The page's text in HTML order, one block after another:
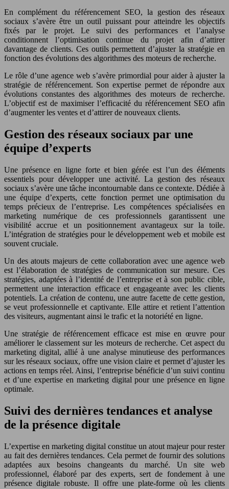
En complément du référencement SEO, la gestion des réseaux
sociaux s’avère être un outil puissant pour atteindre les objectifs
fixés par le projet. Le suivi des performances et l’analyse
conditionnent l’optimisation continue du projet afin d’attirer
davantage de clients. Ces outils permettent d’ajuster la stratégie en
fonction des évolutions des algorithmes des moteurs de recherche.
Le rôle d’une agence web s’avère primordial pour aider à ajuster la
stratégie de référencement. Son expertise permet de répondre aux
évolutions constantes des algorithmes des moteurs de recherche.
L’objectif est de maximiser l’efficacité du référencement SEO afin
d’augmenter les ventes et d’attirer de nouveaux clients.
Gestion des réseaux sociaux par une
équipe d’experts
Une présence en ligne forte et bien gérée est l’un des éléments
essentiels pour développer une activité. La gestion des réseaux
sociaux s’avère une tâche incontournable dans ce contexte. Dédiée à
une équipe d’experts, cette fonction permet une optimisation du
temps précieux de l’entreprise. Les compétences spécialisées en
marketing numérique de ces professionnels garantissent une
visibilité accrue et un positionnement avantageux sur la toile.
L’intégration de stratégies pour le développement web et mobile est
souvent cruciale.
Un des atouts majeurs de cette collaboration avec une agence web
est l’élaboration de stratégies de communication sur mesure. Ces
stratégies, adaptées à l’identité de l’entreprise et à son public cible,
permettent une interaction efficace et engageante avec les clients
potentiels. La création de contenu, une autre facette de cette gestion,
se veut professionnelle et captivante. Elle attire et retient l’attention
des visiteurs, augmentant ainsi le trafic et la notoriété en ligne.
Une stratégie de référencement efficace est mise en œuvre pour
améliorer le classement sur les moteurs de recherche. Cet aspect du
marketing digital, allié à une analyse minutieuse des performances
sur les réseaux sociaux, offre une vision claire et permet d’ajuster les
actions en temps réel. Ainsi, l’entreprise bénéficie d’un suivi continu
et d’une expertise en marketing digital pour une présence en ligne
optimale.
Suivi des dernières tendances et analyse
de la présence digitale
L’expertise en marketing digital constitue un atout majeur pour rester
au fait des dernières tendances. Cela permet de fournir des solutions
adaptées aux besoins changeants du marché. Un site web
professionnel, élaboré par des experts, sert de fondement à une
présence digitale robuste. Il offre une plate-forme où les clients